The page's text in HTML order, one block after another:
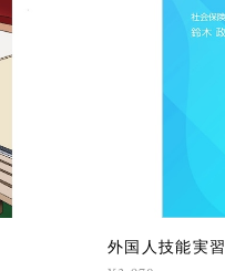
外国人技能実